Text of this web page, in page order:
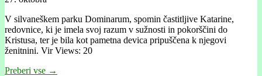
V silvaneškem parku Dominarum, spomin častitljive Katarine,
redovnice, ki je imela svoj razum v sužnosti in pokorščini do
Kristusa, ter je bila kot pametna devica pripuščena k njegovi
ženitnini. Vir Views: 20
Preberi vse →